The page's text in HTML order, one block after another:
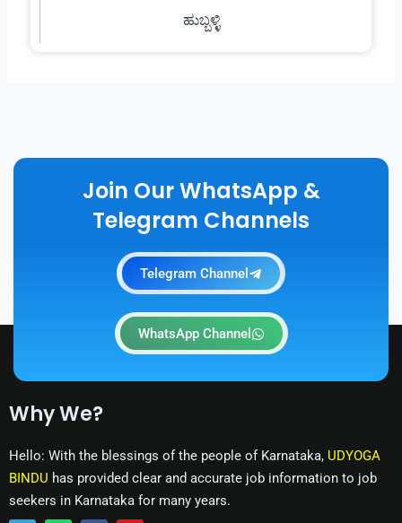
ಹುಬ್ಬಳ್ಳಿ
Join Our WhatsApp &
Telegram Channels
Telegram Channel
WhatsApp Channel
Why We?
Hello: With the blessings of the people of Karnataka, UDYOGA
BINDU has provided clear and accurate job information to job
seekers in Karnataka for many years.